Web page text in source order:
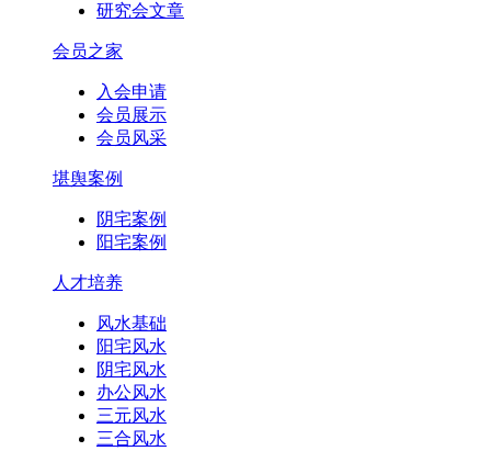
研究会文章
会员之家
入会申请
会员展示
会员风采
堪舆案例
阴宅案例
阳宅案例
人才培养
风水基础
阳宅风水
阴宅风水
办公风水
三元风水
三合风水